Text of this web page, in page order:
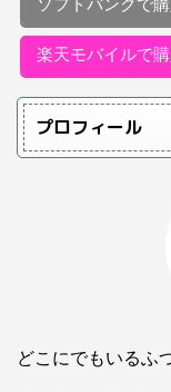
楽天モバイルで
プロフィール
どこにでもいるふ